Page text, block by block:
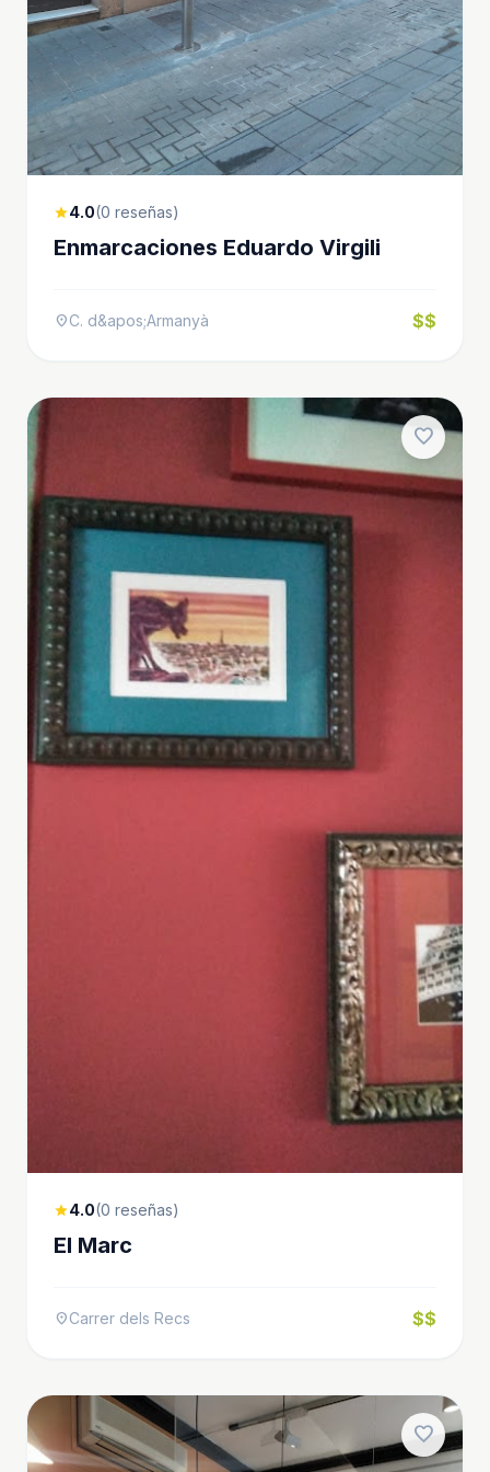
star4.0(0 reseñas)
Enmarcaciones Eduardo Virgili
location_onC. d&apos;Armanyà $$
favorite
star4.0(0 reseñas)
El Marc
location_onCarrer dels Recs $$
favorite